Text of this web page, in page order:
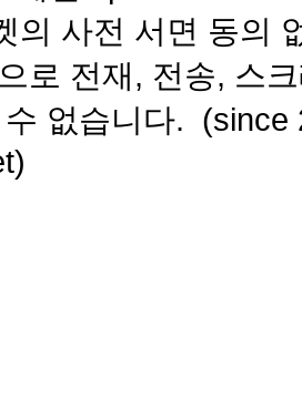
의 사전 서면 동의
로 전재, 전송, 스
없습니다.